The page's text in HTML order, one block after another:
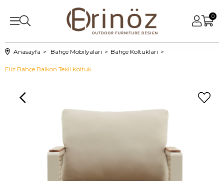
0
Anasayfa Bahçe Mobilyaları Bahçe Koltukları
Eliz Bahçe Balkon Tekli Koltuk